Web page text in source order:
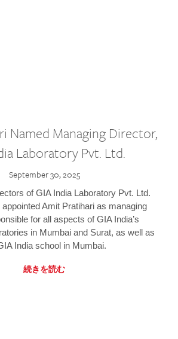
Named Managing Director,
Laboratory Pvt. Ltd.
September 30, 2025
of GIA India Laboratory Pvt. Ltd.
Amit Pratihari as managing
for all aspects of GIA India’s
in Mumbai and Surat, as well as
India school in Mumbai.
続きを読む